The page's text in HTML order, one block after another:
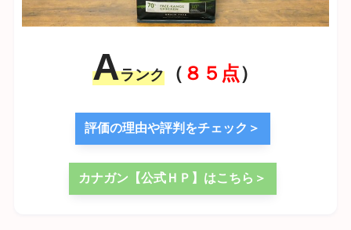
Aランク （ ８５点）
評価の理由や評判をチェック＞
カナガン【公式ＨＰ】はこちら＞